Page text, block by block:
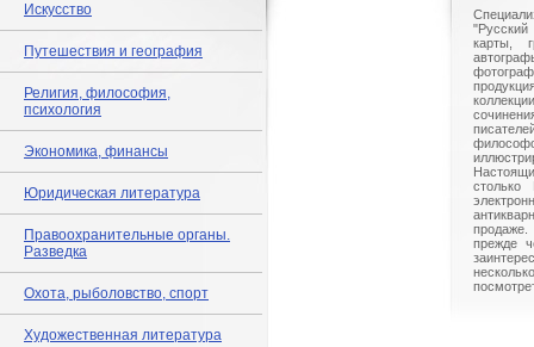
Искусство
Путешествия и география
Религия, философия,
психология
Экономика, финансы
Юридическая литература
Правоохранительные органы.
Разведка
Охота, рыболовство, спорт
Художественная литература
"Русский
карты,
столько
прежде